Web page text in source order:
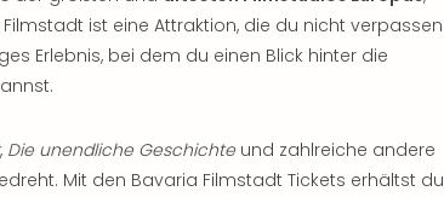
ist eine Attraktion, die du nicht verpassen
Erlebnis, bei dem du einen Blick hinter die
, Die unendliche Geschichteund zahlreiche andere
Mit den Bavaria Filmstadt Tickets erhältst du